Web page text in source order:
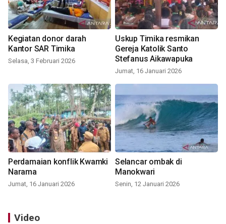
Kegiatan donor darah
Kantor SAR Timika
Selasa, 3 Februari 2026
Uskup Timika resmikan
Gereja Katolik Santo
Stefanus Aikawapuka
Jumat, 16 Januari 2026
Perdamaian konflik Kwamki
Narama
Jumat, 16 Januari 2026
Selancar ombak di
Manokwari
Senin, 12 Januari 2026
Video